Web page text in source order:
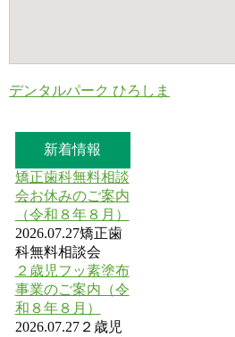
デンタルパーク ひろしま
新着情報
矯正歯科無料相談
会お休みのご案内
（令和８年８月）
2026.07.27矯正歯
科無料相談会
２歳児フッ素塗布
事業のご案内（令
和８年８月）
2026.07.27２歳児